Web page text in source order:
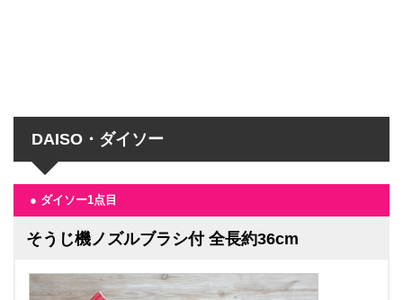
DAISO・ダイソー
● ダイソー1点目
そうじ機ノズルブラシ付 全長約36cm